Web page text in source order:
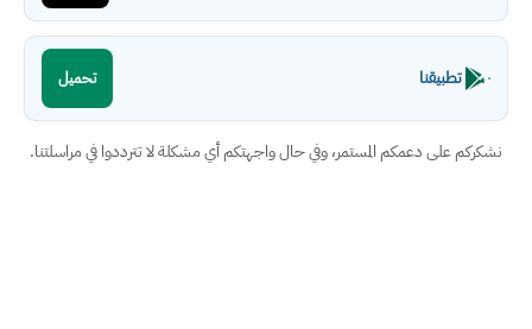
تطبيقنا تحميل
نشكركم على دعمكم المستمر، وفي حال واجهتكم أي مشكلة لا تترددوا في مراسلتنا.